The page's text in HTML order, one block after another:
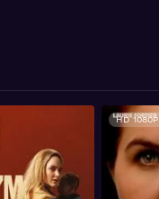
HD 1080P